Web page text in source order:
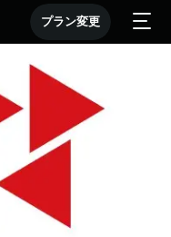
プラン変更